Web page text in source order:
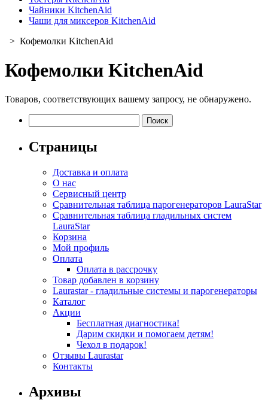
Чайники KitchenAid
Чаши для миксеров KitchenAid
> Кофемолки KitchenAid
Кофемолки KitchenAid
Товаров, соответствующих вашему запросу, не обнаружено.
Страницы
Доставка и оплата
О нас
Сервисный центр
Сравнительная таблица парогенераторов LauraStar
Сравнительная таблица гладильных систем
LauraStar
Корзина
Мой профиль
Оплата
Оплата в рассрочку
Товар добавлен в корзину
Laurastar - гладильные системы и парогенераторы
Каталог
Акции
Бесплатная диагностика!
Дарим скидки и помогаем детям!
Чехол в подарок!
Отзывы Laurastar
Контакты
Архивы